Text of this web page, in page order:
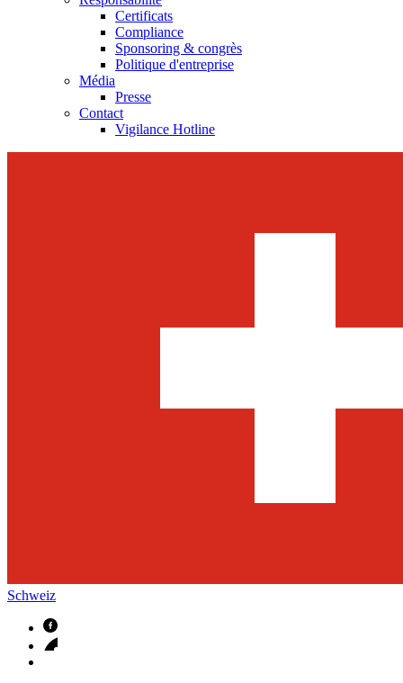
Certificats
Compliance
Sponsoring & congrès
Politique d'entreprise
Média
Presse
Contact
Vigilance Hotline
Schweiz